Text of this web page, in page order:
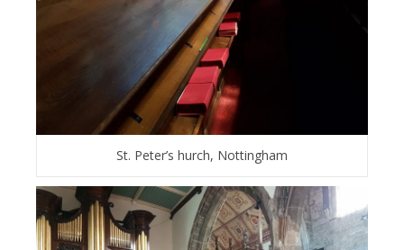
St. Peter’s hurch, Nottingham